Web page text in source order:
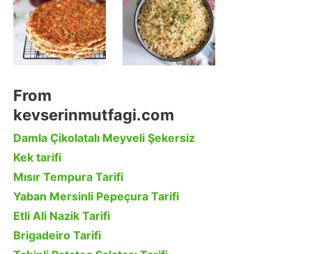
From
kevserinmutfagi.com
Damla Çikolatalı Meyveli Şekersiz
Kek tarifi
Mısır Tempura Tarifi
Yaban Mersinli Pepeçura Tarifi
Etli Ali Nazik Tarifi
Brigadeiro Tarifi